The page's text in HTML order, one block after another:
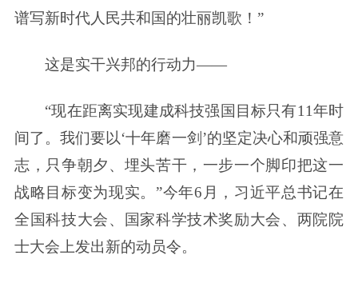
谱写新时代人民共和国的壮丽凯歌！”
这是实干兴邦的行动力——
“现在距离实现建成科技强国目标只有11年时
间了。我们要以‘十年磨一剑’的坚定决心和顽强意
志，只争朝夕、埋头苦干，一步一个脚印把这一
战略目标变为现实。”今年6月，习近平总书记在
全国科技大会、国家科学技术奖励大会、两院院
士大会上发出新的动员令。